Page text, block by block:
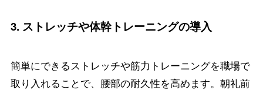
3. ストレッチや体幹トレーニングの導入
簡単にできるストレッチや筋力トレーニングを職場で
取り入れることで、腰部の耐久性を高めます。朝礼前